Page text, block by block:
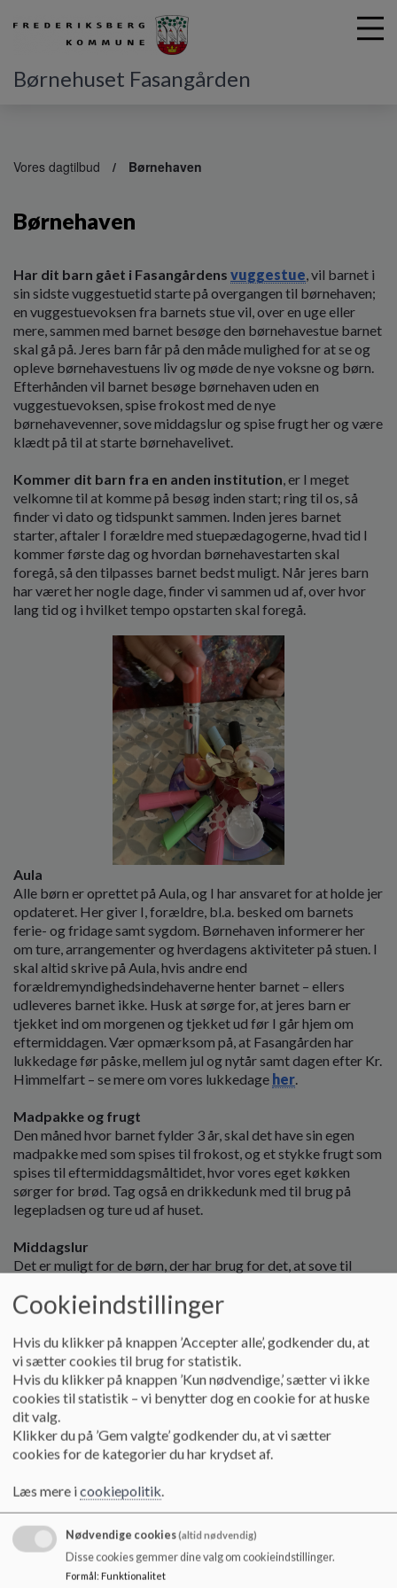
Børnehuset Fasangården
Vores dagtilbud Børnehaven
Børnehaven
Har dit barn gået i Fasangårdens vuggestue , vil barnet i
sin sidste vuggestuetid starte på overgangen til børnehaven;
en vuggestuevoksen fra barnets stue vil, over en uge eller
mere, sammen med barnet besøge den børnehavestue barnet
skal gå på. Jeres barn får på den måde mulighed for at se og
opleve børnehavestuens liv og møde de nye voksne og børn.
Efterhånden vil barnet besøge børnehaven uden en
vuggestuevoksen, spise frokost med de nye
børnehavevenner, sove middagslur og spise frugt her og være
klædt på til at starte børnehavelivet.
Kommer dit barn fra en anden institution , er I meget
velkomne til at komme på besøg inden start; ring til os, så
finder vi dato og tidspunkt sammen. Inden jeres barnet
starter, aftaler I forældre med stuepædagogerne, hvad tid I
kommer første dag og hvordan børnehavestarten skal
foregå, så den tilpasses barnet bedst muligt. Når jeres barn
har været her nogle dage, finder vi sammen ud af, over hvor
lang tid og i hvilket tempo opstarten skal foregå.
Aula
Alle børn er oprettet på Aula, og I har ansvaret for at holde jer
opdateret. Her giver I, forældre, bl.a. besked om barnets
ferie- og fridage samt sygdom. Børnehaven informerer her
om ture, arrangementer og hverdagens aktiviteter på stuen. I
skal altid skrive på Aula, hvis andre end
forældremyndighedsindehaverne henter barnet – ellers
udleveres barnet ikke. Husk at sørge for, at jeres barn er
tjekket ind om morgenen og tjekket ud før I går hjem om
eftermiddagen. Vær opmærksom på, at Fasangården har
lukkedage før påske, mellem jul og nytår samt dagen efter Kr.
Himmelfart – se mere om vores lukkedage her.
Madpakke og frugt
Den måned hvor barnet fylder 3 år, skal det have sin egen
madpakke med som spises til frokost, og et stykke frugt som
spises til eftermiddagsmåltidet, hvor vores eget køkken
sørger for brød. Tag også en drikkedunk med til brug på
legepladsen og ture ud af huset.
Middagslur
Det er muligt for de børn, der har brug for det, at sove til
barnet må gerne medbringe bamse, sut eller andet, som det
gerne vil sove med. Ifølge vores søvnpolitik vækker vi ikke
børnene fra middagsluren, men når barnets behov for lur
mindskes, aftales det med pædagogen, hvordan en
nedtrapning etableres.
Skiftetøj og navn i tøjet
Hvert barn får sin egen kasse til skiftetøj. Det er forældrenes
ansvar, at tjekke om kassen er opdateret med tøj, som passer
der er navn i dit barns tøj og ting, bliver det meget lettere for
os at holde styr på hvilke ting der hører til hvilket barn, og det
mindsker risikoen for at tingene bliver væk. Ofte finder
tingene på plads igen, når der er navn på.
Cookieindstillinger
Hvis du klikker på knappen ’Accepter alle’, godkender du, at
vi sætter cookies til brug for statistik.
Hvis du klikker på knappen ’Kun nødvendige,’ sætter vi ikke
cookies til statistik – vi benytter dog en cookie for at huske
dit valg.
Klikker du på ’Gem valgte’ godkender du, at vi sætter
cookies for de kategorier du har krydset af.
Læs mere icookiepolitik.
Nødvendige cookies(altid nødvendig)
Disse cookies gemmer dine valg om cookieindstillinger.
Formål: Funktionalitet